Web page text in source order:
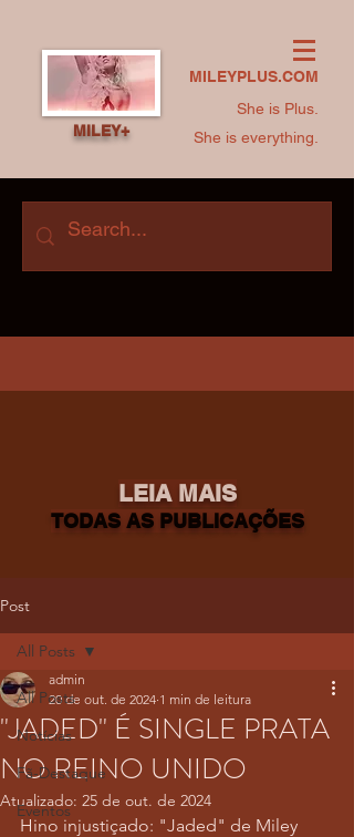
MILEYPLUS.COM
She is Plus.
She is everything.
MILEY+
LEIA MAIS
TODAS AS PUBLICAÇÕES
Post
All Posts
Notícias
Fã-Destaque
Eventos
All Posts
"JADED" É SINGLE PRATA
NO REINO UNIDO
admin
20 de out. de 2024 1 min de leitura
Atualizado: 25 de out. de 2024
Hino injustiçado: "Jaded" de Miley